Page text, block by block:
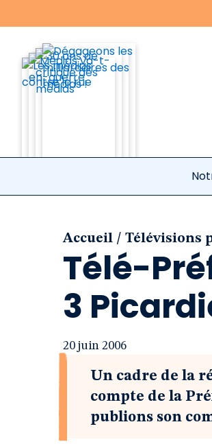
Accueil / Télévisions
Télé-
3
20 juin 2006
Un cadre de la
compte de la
publions son